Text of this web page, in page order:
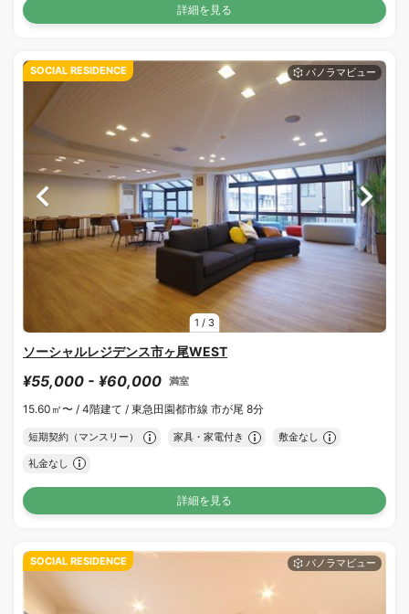
詳細を見る
1 / 3
SOCIAL RESIDENCE
ソーシャルレジデンス市ヶ尾WEST
¥55,000 - ¥60,000 満室
15.60㎡〜 / 4階建て / 東急田園都市線 市が尾 8分
短期契約（マンスリー） 家具・家電付き 敷金なし
礼金なし
詳細を見る
SOCIAL RESIDENCE